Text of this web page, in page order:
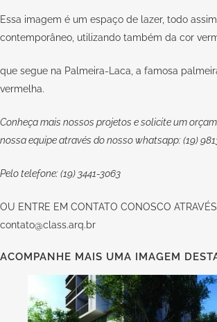
Essa imagem é um espaço de lazer, todo
contemporâneo, utilizando também da cor
que segue na Palmeira-Laca, a famosa
vermelha.
Conheça mais nossos projetos e solicite um
nossa equipe através do nosso whatsapp: (19)
Pelo telefone: (19) 3441-3063
OU ENTRE EM CONTATO CONOSCO
contato@class.arq.br
ACOMPANHE MAIS UMA IMAGEM